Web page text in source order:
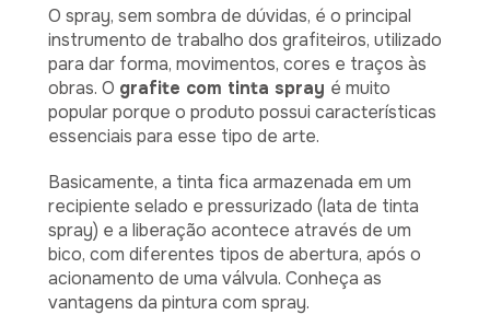
O spray, sem sombra de dúvidas, é o principal
instrumento de trabalho dos grafiteiros, utilizado
para dar forma, movimentos, cores e traços às
obras. O grafite com tinta spray é muito
popular porque o produto possui características
essenciais para esse tipo de arte.
Basicamente, a tinta fica armazenada em um
recipiente selado e pressurizado (lata de tinta
spray) e a liberação acontece através de um
bico, com diferentes tipos de abertura, após o
acionamento de uma válvula. Conheça as
vantagens da pintura com spray.